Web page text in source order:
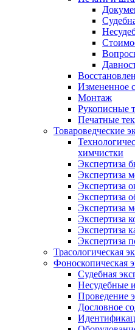
Измененное
Монтаж
Рукописные
Печатные
Товароведческие
химчистки
Экспертиза
Экспертиза
Экспертиза
Экспертиза
Экспертиза
Экспертиза
Экспертиза
Экспертиза
Трасологическая
Фоноскопическая
Судебная
Несудебные
Проведение
Дословное